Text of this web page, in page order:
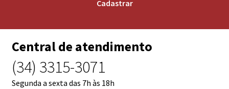
Central de atendimento
(34) 3315-3071
Segunda a sexta das 7h às 18h